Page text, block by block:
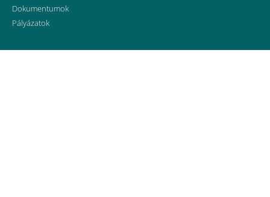
Dokumentumok
Pályázatok